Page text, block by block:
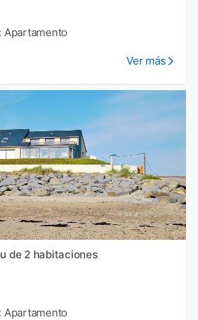
Apartamento
Ver más
de 2 habitaciones
Apartamento